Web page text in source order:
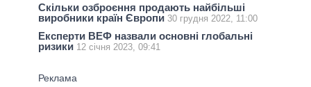
Скільки озброєння продають найбільші
виробники країн Європи 30 грудня 2022, 11:00
Експерти ВЕФ назвали основні глобальні
ризики 12 січня 2023, 09:41